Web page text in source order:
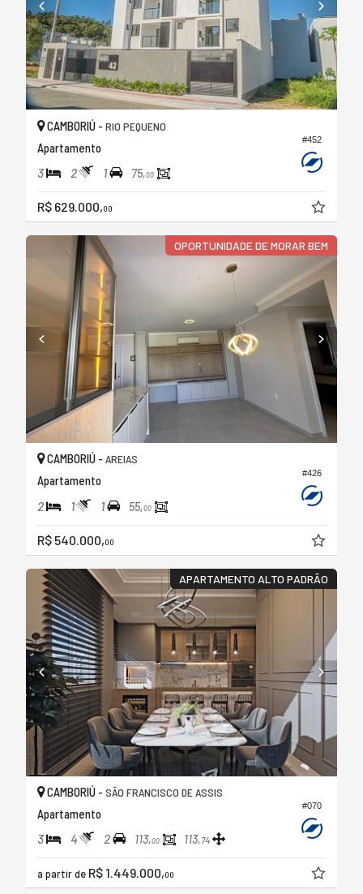
#452
CAMBORIÚ - RIO PEQUENO
Apartamento
3 2 1 75,00
R$ 629.000,00
OPORTUNIDADE DE MORAR BEM
#426
CAMBORIÚ - AREIAS
Apartamento
2 1 1 55,00
R$ 540.000,00
APARTAMENTO ALTO PADRÃO
#070
CAMBORIÚ - SÃO FRANCISCO DE ASSIS
Apartamento
3 4 2 113,00 113,74
a partir de R$ 1.449.000,00